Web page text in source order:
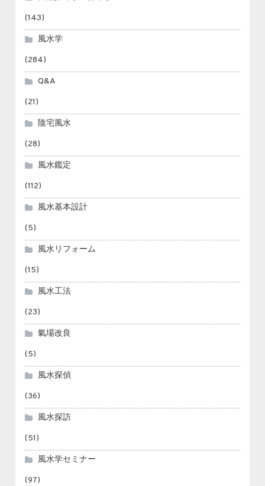
(143)
風水学
(284)
Q&A
(21)
陰宅風水
(28)
風水鑑定
(112)
風水基本設計
(5)
風水リフォーム
(15)
風水工法
(23)
氣場改良
(5)
風水探偵
(36)
風水探訪
(51)
風水学セミナー
(97)